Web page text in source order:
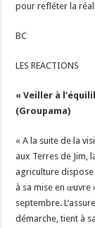
pour refléter la
BC
LES REACTIONS
« Veiller à
(Groupama)
« A la suite de la
aux Terres de Jim,
agriculture
à sa mise en œuvre
septembre.
démarche, tient à